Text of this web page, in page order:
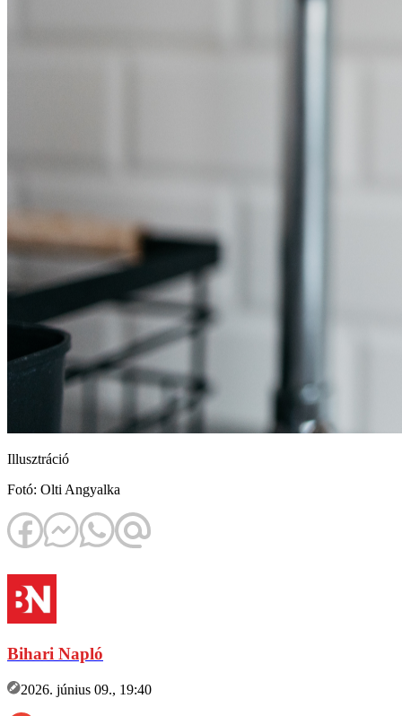
Illusztráció
Fotó: Olti Angyalka
Bihari Napló
2026. június 09., 19:40